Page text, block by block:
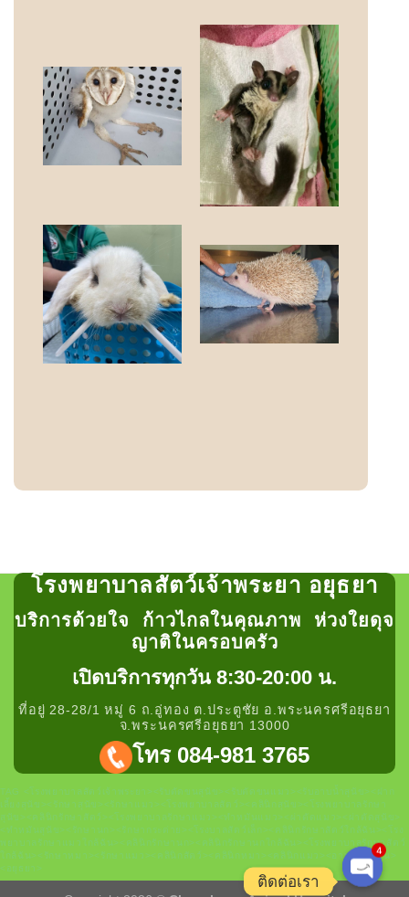
โรงพยาบาลสัตว์เจ้าพระยา อยุธยา
บริการด้วยใจ ก้าวไกลในคุณภาพ ห่วงใยดุจ
ญาติในครอบครัว
เปิดบริการทุกวัน 8:30-20:00 น.
ที่อยู่ 28-28/1 หมู่ 6 ถ.อู่ทอง ต.ประตูชัย อ.พระนครศรีอยุธยา
จ.พระนครศรีอยุธยา 13000
โทร 084-981 3765
TAG <โรงพยาบาลสัตว์เจ้าพระยา><รับตัดขนสุนัข><รับตัดขนแมว><รับอาบน้ำสุนัข><ฝาก
เลี้ยงสุนัข><รักษาสุนัข><รักษาแมว><โรงพยาบาลสัตว์><คลินิกสุนัข><โรงพยาบาลรักษา
สุนัข><คลินิกรักษาสัตว์><โรงพยาบาลรักษาแมว><ทำหมันแมว><ผ่าตัดแมว><ผ่าตัดสุนัข>
<ทำหมันสุนัข><รักษานก><รักษากระต่าย><โรงบาลสัตว์เล็ก><คลินิกรักษาสัตว์ใกล้ฉัน><โรง
พยาบาลรักษาแมวใกล้ฉัน><คลินิกรักษานก><คลินิกรักษานกใกล้ฉัน><โรงพยาบาลรักษาสัตว์
ใกล้ฉัน><รักษาหมา><รักษาแมว><คลินิกสัตว์><คลินิกหมา><คลินิกแมว><อาบน้ำตัดขน>
<อยุธยา>
ติดต่อเรา
4